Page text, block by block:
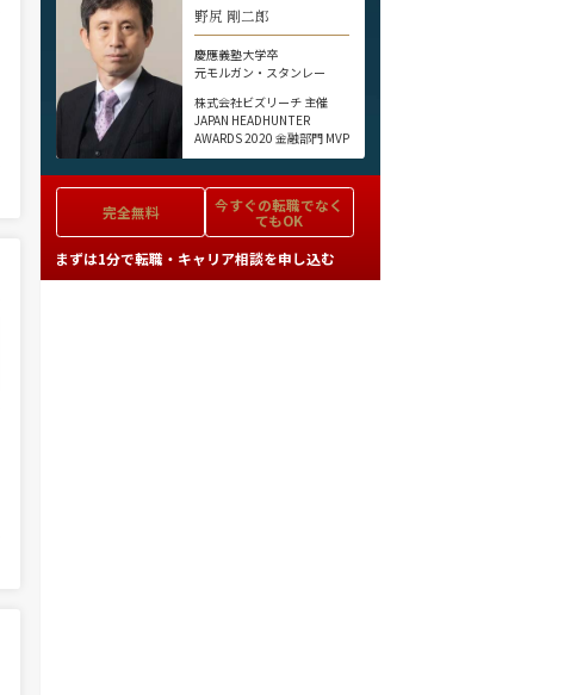
野尻 剛二郎
慶應義塾大学卒
元モルガン・スタンレー
株式会社ビズリーチ 主催
JAPAN HEADHUNTER
AWARDS 2020 金融部門 MVP
完全無料 今すぐの転職でなく
てもOK
まずは1分で転職・キャリア相談を申し込む